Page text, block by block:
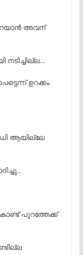
അവന്
ഉറക്കം
ആയില്ലേ
കൊണ്ട് പുറത്തേക്ക്‌